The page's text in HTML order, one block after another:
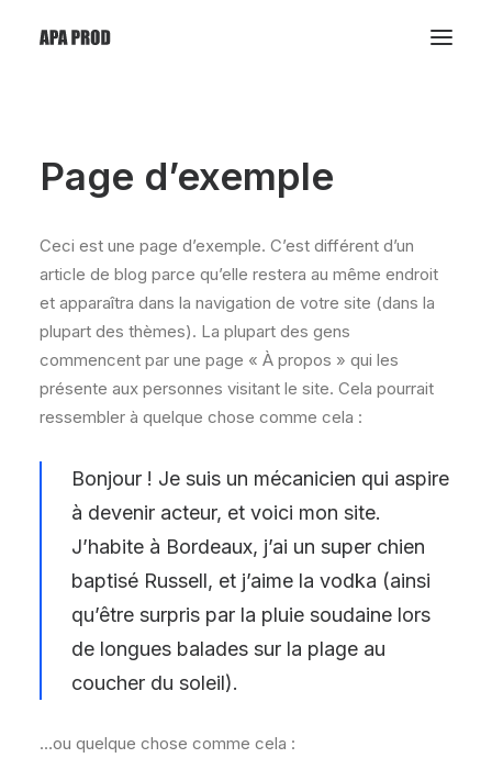
Page d’exemple
Ceci est une page d’exemple. C’est différent d’un
article de blog parce qu’elle restera au même endroit
et apparaîtra dans la navigation de votre site (dans la
plupart des thèmes). La plupart des gens
commencent par une page « À propos » qui les
présente aux personnes visitant le site. Cela pourrait
ressembler à quelque chose comme cela :
Bonjour ! Je suis un mécanicien qui aspire
à devenir acteur, et voici mon site.
J’habite à Bordeaux, j’ai un super chien
baptisé Russell, et j’aime la vodka (ainsi
qu’être surpris par la pluie soudaine lors
de longues balades sur la plage au
coucher du soleil).
…ou quelque chose comme cela :